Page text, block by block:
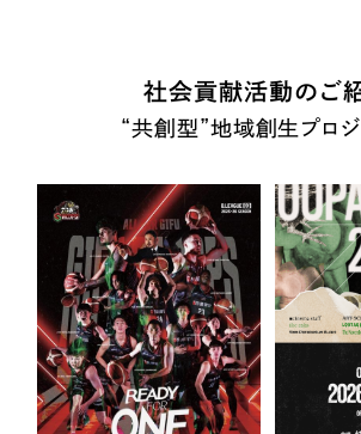
社会貢献活動のご
“共創型”地域創生プロジ